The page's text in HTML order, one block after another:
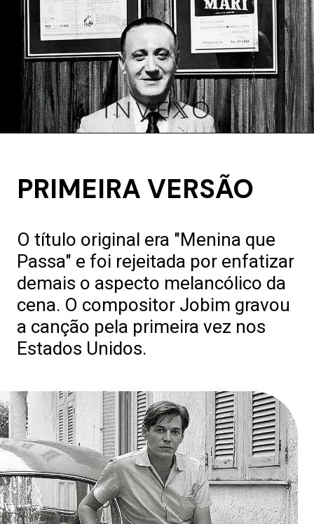
PRIMEIRA VERSÃO
O título original era "Menina que
Passa" e foi rejeitada por enfatizar
demais o aspecto melancólico da
cena. O compositor Jobim gravou
a canção pela primeira vez nos
Estados Unidos.